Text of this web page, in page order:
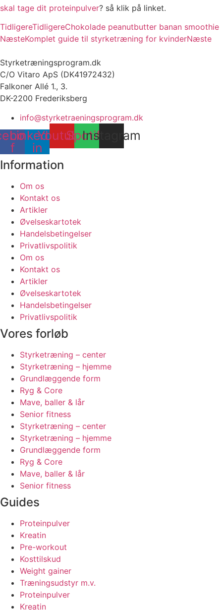
skal tage dit proteinpulver? så klik på linket.
TidligereTidligereChokolade peanutbutter banan smoothie
NæsteKomplet guide til styrketræning for kvinderNæste
Styrketræningsprogram.dk
C/O Vitaro ApS (DK41972432)
Falkoner Allé 1., 3.
DK-2200 Frederiksberg
info@styrketraeningsprogram.dk
f
Linkedin-
in
Youtube
SpotifyInstagram
Information
Om os
Kontakt os
Artikler
Øvelseskartotek
Handelsbetingelser
Privatlivspolitik
Om os
Kontakt os
Artikler
Øvelseskartotek
Handelsbetingelser
Privatlivspolitik
Vores forløb
Styrketræning – center
Styrketræning – hjemme
Grundlæggende form
Ryg & Core
Mave, baller & lår
Senior fitness
Styrketræning – center
Styrketræning – hjemme
Grundlæggende form
Ryg & Core
Mave, baller & lår
Senior fitness
Guides
Proteinpulver
Kreatin
Pre-workout
Kosttilskud
Weight gainer
Træningsudstyr m.v.
Proteinpulver
Kreatin